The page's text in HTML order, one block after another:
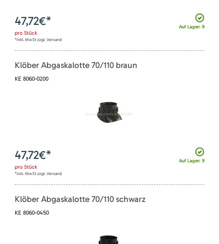
Auf Lager: 9
47,72€*
pro Stück
*inkl. MwSt zzgl. Versand
Klöber Abgaskalotte 70/110 braun
KE 8060-0200
Auf Lager: 9
47,72€*
pro Stück
*inkl. MwSt zzgl. Versand
Klöber Abgaskalotte 70/110 schwarz
KE 8060-0450